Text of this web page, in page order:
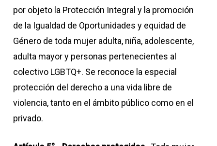
por objeto la Protección Integral y la promoción
de la Igualdad de Oportunidades y equidad de
Género de toda mujer adulta, niña, adolescente,
adulta mayor y personas pertenecientes al
colectivo LGBTQ+. Se reconoce la especial
protección del derecho a una vida libre de
violencia, tanto en el ámbito público como en el
privado.